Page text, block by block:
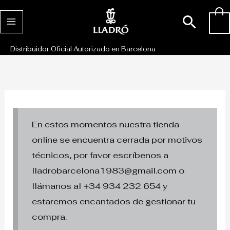
al
Distribuidor Oficial Autorizado en Barcelona
En estos momentos nuestra tienda
online se encuentra cerrada por motivos
técnicos, por favor escríbenos a
lladrobarcelona1983@gmail.com o
llámanos al +34 934 232 654 y
estaremos encantados de gestionar tu
compra.